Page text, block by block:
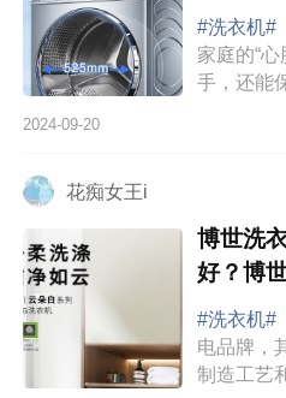
#洗衣机#
家庭的“
手，还能
贴心的伙
2024-09-20
花痴女王i
博世洗
好？博
#洗衣机#
电品牌，
制造工艺